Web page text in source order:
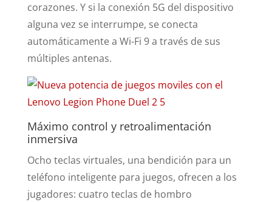
corazones. Y si la conexión 5G del dispositivo
alguna vez se interrumpe, se conecta
automáticamente a Wi-Fi 9 a través de sus
múltiples antenas.
Máximo control y retroalimentación
inmersiva
Ocho teclas virtuales, una bendición para un
teléfono inteligente para juegos, ofrecen a los
jugadores: cuatro teclas de hombro